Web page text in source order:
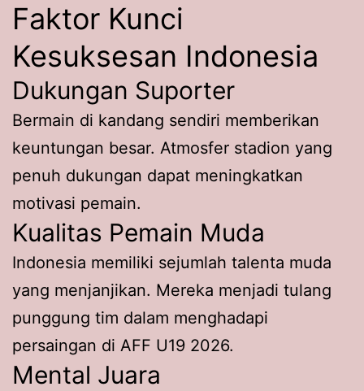
Faktor Kunci
Kesuksesan Indonesia
Dukungan Suporter
Bermain di kandang sendiri memberikan
keuntungan besar. Atmosfer stadion yang
penuh dukungan dapat meningkatkan
motivasi pemain.
Kualitas Pemain Muda
Indonesia memiliki sejumlah talenta muda
yang menjanjikan. Mereka menjadi tulang
punggung tim dalam menghadapi
persaingan di AFF U19 2026.
Mental Juara